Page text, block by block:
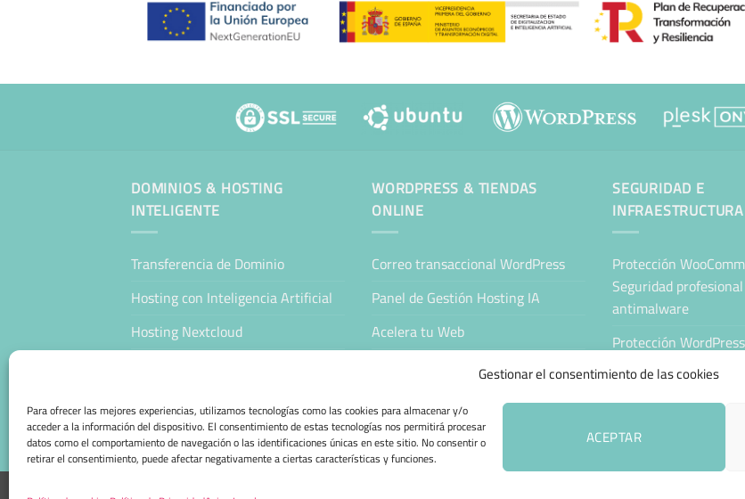
Gestionar el consentimiento de las cookies
Para ofrecer las mejores experiencias, utilizamos tecnologías como las cookies para almacenar y/o
acceder a la información del dispositivo. El consentimiento de estas tecnologías nos permitirá procesar
datos como el comportamiento de navegación o las identificaciones únicas en este sitio. No consentir o
retirar el consentimiento, puede afectar negativamente a ciertas características y funciones.
ACEPTAR
DOMINIOS & HOSTING
INTELIGENTE
Transferencia de Dominio
Hosting con Inteligencia Artificial
Hosting Nextcloud
WooCommerce Hosting Profesional
WORDPRESS & TIENDAS
ONLINE
Correo transaccional WordPress
Panel de Gestión Hosting IA
Acelera tu Web
Mantenimiento Web WordPress
Hosting Sitejet
Tienda Online Automatizada
SEGURIDAD E
Protección
Seguridad
antimalware
Protección
Antimalware y
Servidor Cloud Seguro
Nube Privada Segura
AVISO LEGAL POLÍTICA DE PRIVACIDAD